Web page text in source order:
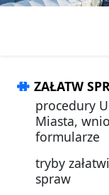
ZAŁATW
procedury
Miasta,
formularze
tryby
spraw